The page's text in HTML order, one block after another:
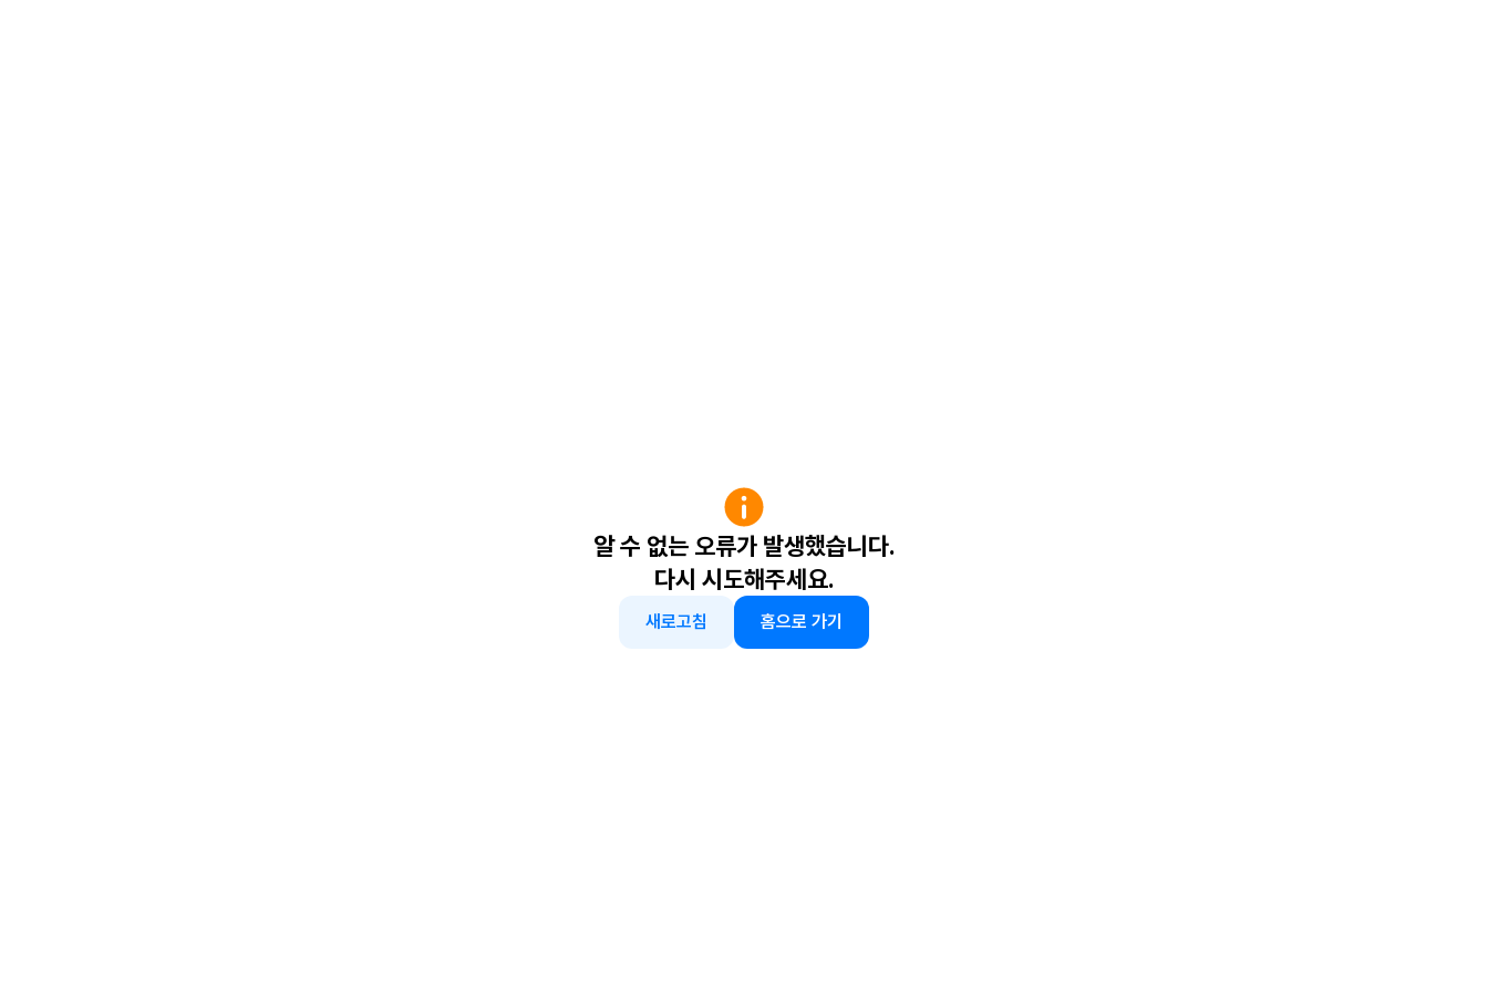
알 수 없는 오류가 발생했습니다.
다시 시도해주세요.
새로고침 홈으로 가기